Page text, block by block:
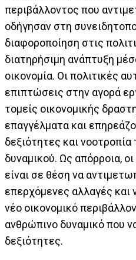
περιβάλλοντος που
οδήγησαν στη
διαφοροποίηση στις
διατηρήσιμη ανάπτυξη
οικονομία. Οι πολιτικές
επιπτώσεις στην αγορά
τομείς οικονομικής
επαγγέλματα και
δεξιότητες και
δυναμικού. Ως απόρροια, οι
είναι σε θέση να
επερχόμενες αλλαγές και
νέο οικονομικό
ανθρώπινο δυναμικό που
δεξιότητες.